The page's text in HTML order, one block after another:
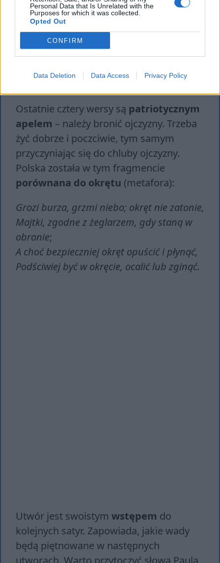
Personal Data that Is Unrelated with the
Purposes for which it was collected.
Opted Out
CONFIRM
Data Deletion Data Access Privacy Policy
Zbrodnie, klęsk poprzedniki i upadków
posły,
Te go w jarzmo wprawiły. Skoro w cnocie
stygnął,
Upadł – i już się więcej odtąd nie
Ostatnie cztery wersy są patriotycznym
apelem – należy bronić ojczyzny. Trzeba
żyć dobrze i poczciwie, tym samym
przyczyniając się do chluby ojczyzny.
Polska została w tym fragmencie
porównana do okrętu (metafora):
Grozi burza, grzmi niebo; okręt nie zatonie,
Majtki, zgodne z żeglarzem, gdy staną w
obronie;
A choć bezpieczniej okręt opuścić i płynąć,
Podściwiej być w okręcie, ocalić lub zginąć.
Utwór jest swoistym wstępem do
kolejnych satyr. Zapowiada, jakie wady
będą piętnowane w następnych
utworach. Warto przytoczyć słowa Paula